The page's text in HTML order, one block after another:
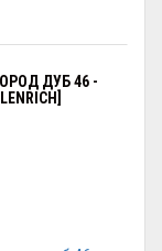
ДУБ 46 -